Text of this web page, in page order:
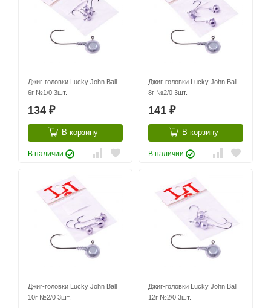
Джиг-головки Lucky John Ball
6г №1/0 3шт.
134 ₽
В корзину
В наличии
Джиг-головки Lucky John Ball
8г №2/0 3шт.
141 ₽
В корзину
В наличии
Джиг-головки Lucky John Ball
10г №2/0 3шт.
Джиг-головки Lucky John Ball
12г №2/0 3шт.